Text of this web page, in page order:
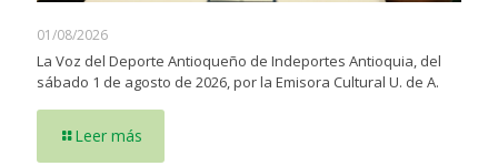
01/08/2026
La Voz del Deporte Antioqueño de Indeportes Antioquia, del
sábado 1 de agosto de 2026, por la Emisora Cultural U. de A.
Leer más